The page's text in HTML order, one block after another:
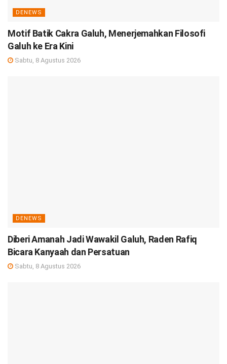
DENEWS
Motif Batik Cakra Galuh, Menerjemahkan Filosofi
Galuh ke Era Kini
Sabtu, 8 Agustus 2026
DENEWS
Diberi Amanah Jadi Wawakil Galuh, Raden Rafiq
Bicara Kanyaah dan Persatuan
Sabtu, 8 Agustus 2026